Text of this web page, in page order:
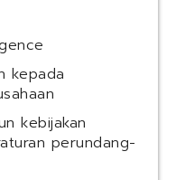
kepada
kebijakan
perundang-